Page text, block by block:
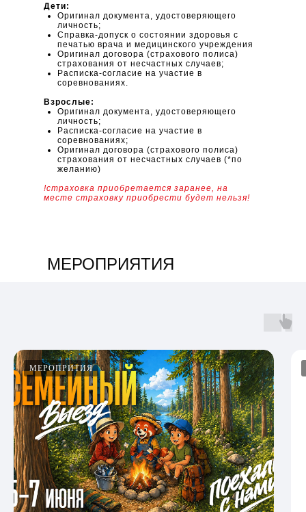
Дети:
Оригинал документа, удостоверяющего
личность;
Справка-допуск о состоянии здоровья с
печатью врача и медицинского учреждения
Оригинал договора (страхового полиса)
страхования от несчастных случаев;
Расписка-согласие на участие в
соревнованиях.
Взрослые:
Оригинал документа, удостоверяющего
личность;
Расписка-согласие на участие в
соревнованиях;
Оригинал договора (страхового полиса)
страхования от несчастных случаев (*по
желанию)
!страховка приобретается заранее, на
месте страховку приобрести будет нельзя!
МЕРОПРИЯТИЯ
МЕРОПРИТИЯ